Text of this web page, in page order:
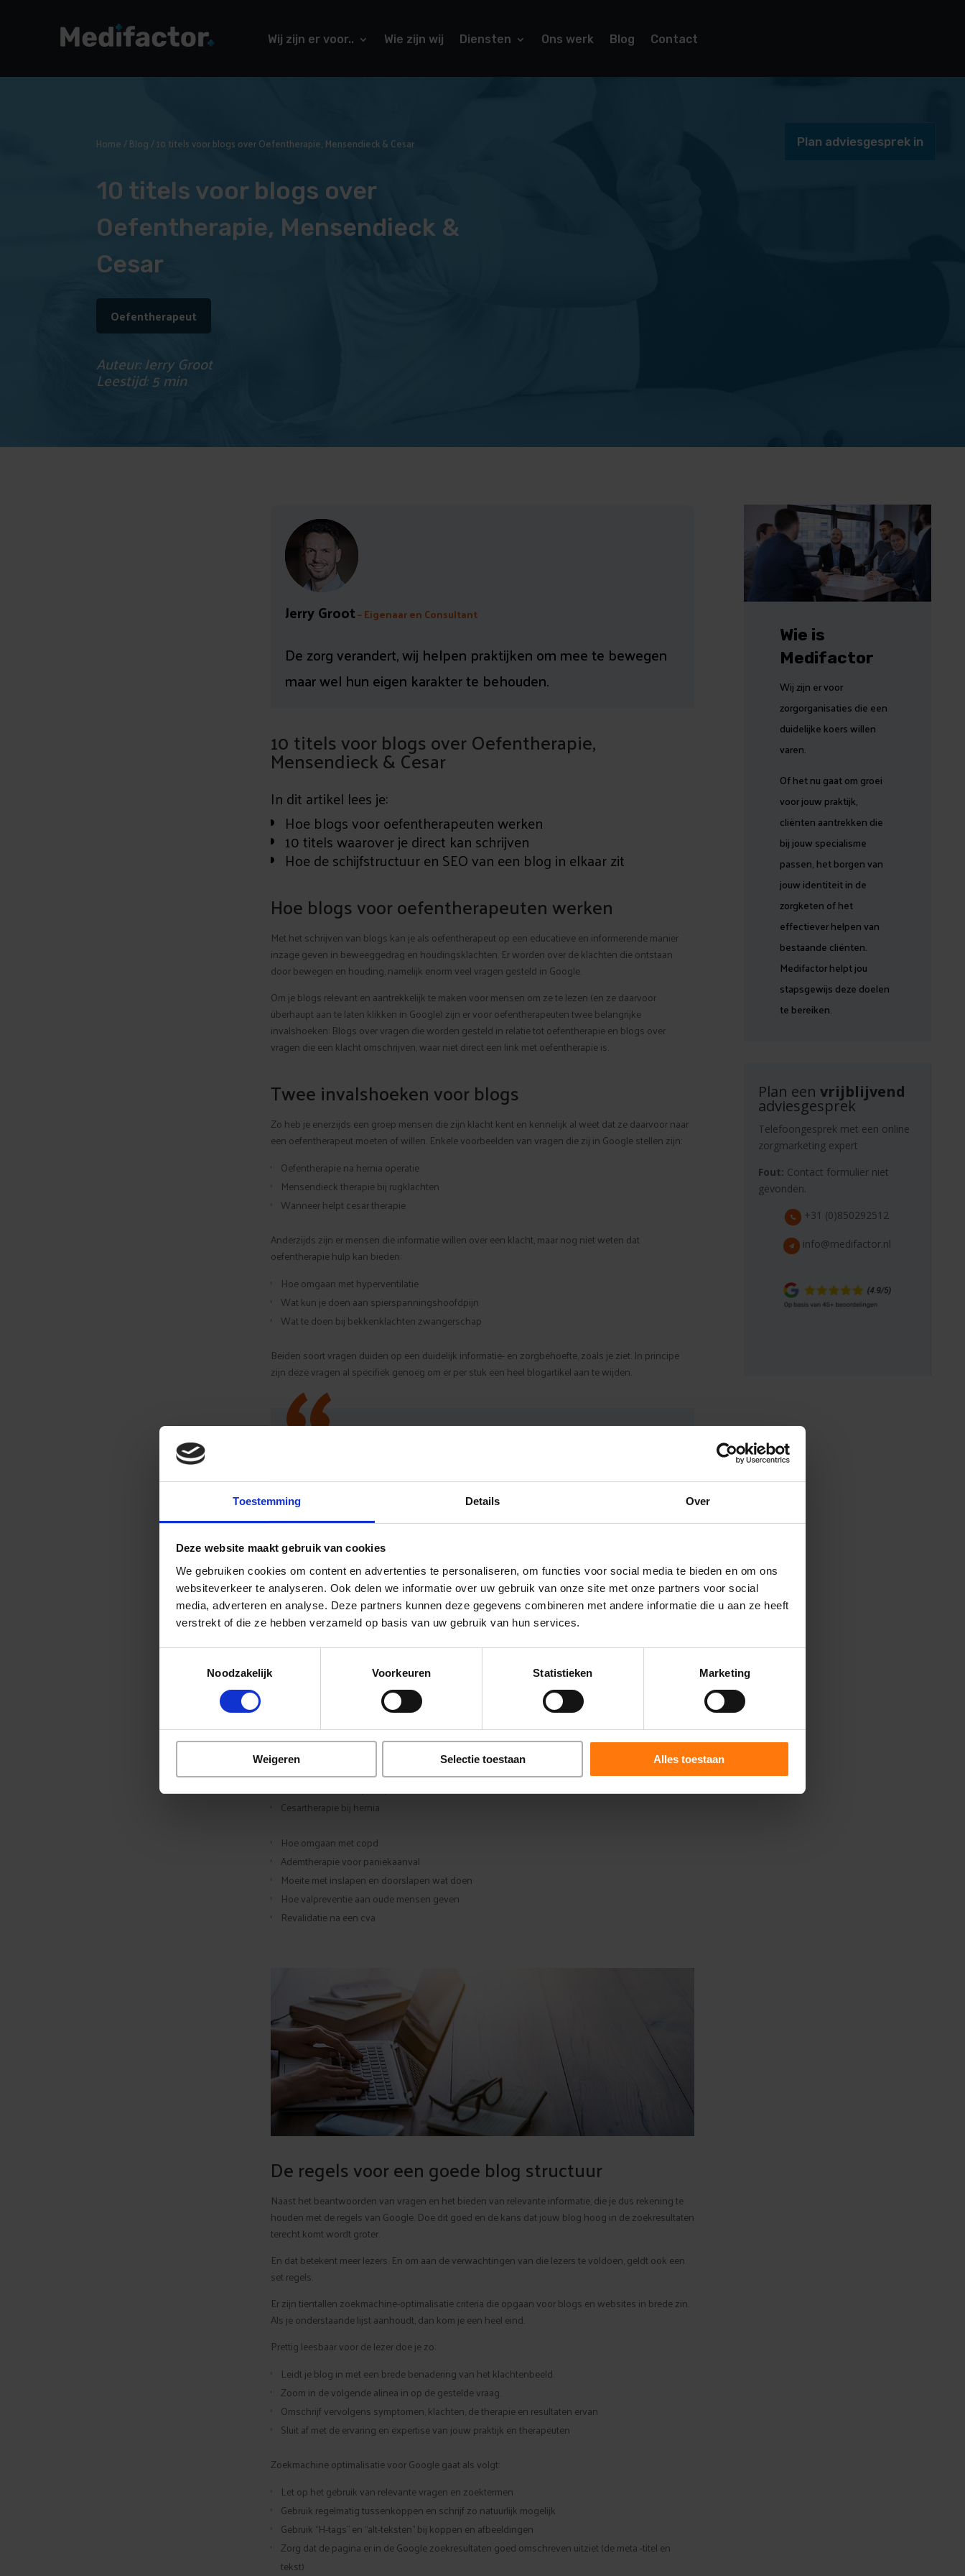
Toestemming Details Over
Deze website maakt gebruik van cookies
We gebruiken cookies om content en advertenties te personaliseren, om functies voor social media te bieden en om ons
websiteverkeer te analyseren. Ook delen we informatie over uw gebruik van onze site met onze partners voor social
media, adverteren en analyse. Deze partners kunnen deze gegevens combineren met andere informatie die u aan ze heeft
verstrekt of die ze hebben verzameld op basis van uw gebruik van hun services.
Noodzakelijk
Voorkeuren Statistieken Marketing
Weigeren Selectie toestaan Alles toestaan
Wij zijn er voor.. Wie zijn wij Diensten Ons werk Blog Contact
Plan adviesgesprek in
Home/Blog/10 titels voor blogs over Oefentherapie, Mensendieck & Cesar
10 titels voor blogs over
Oefentherapie, Mensendieck &
Cesar
Oefentherapeut
Auteur: Jerry Groot
Leestijd: 5 min
Jerry Groot– Eigenaar en Consultant
De zorg verandert, wij helpen praktijken om mee te bewegen
maar wel hun eigen karakter te behouden.
10 titels voor blogs over Oefentherapie,
Mensendieck & Cesar
In dit artikel lees je:
Hoe blogs voor oefentherapeuten werken
10 titels waarover je direct kan schrijven
Hoe de schijfstructuur en SEO van een blog in elkaar zit
Hoe blogs voor oefentherapeuten werken
Met het schrijven van blogs kan je als oefentherapeut op een educatieve en informerende manier
inzage geven in beweeggedrag en houdingsklachten. Er worden over de klachten die ontstaan
door bewegen en houding, namelijk enorm veel vragen gesteld in Google.
Om je blogs relevant en aantrekkelijk te maken voor mensen om ze te lezen (en ze daarvoor
überhaupt aan te laten klikken in Google) zijn er voor oefentherapeuten twee belangrijke
invalshoeken: Blogs over vragen die worden gesteld in relatie tot oefentherapie en blogs over
vragen die een klacht omschrijven, waar niet direct een link met oefentherapie is.
Twee invalshoeken voor blogs
Zo heb je enerzijds een groep mensen die zijn klacht kent en kennelijk al weet dat ze daarvoor naar
een oefentherapeut moeten of willen. Enkele voorbeelden van vragen die zij in Google stellen zijn:
Oefentherapie na hernia operatie
Mensendieck therapie bij rugklachten
Wanneer helpt cesar therapie
Anderzijds zijn er mensen die informatie willen over een klacht, maar nog niet weten dat
oefentherapie hulp kan bieden:
Hoe omgaan met hyperventilatie
Wat kun je doen aan spierspanningshoofdpijn
Wat te doen bij bekkenklachten zwangerschap
Beiden soort vragen duiden op een duidelijk informatie- en zorgbehoefte, zoals je ziet. In principe
zijn deze vragen al specifiek genoeg om er per stuk een heel blogartikel aan te wijden.
“bewegenworden veel vragen gesteld
in Google.
10 blogtitels die je direct kan schrijven
Net zoals de bovengenoemde zes vragen, komen onderstaande vragen rechtstreeks uit Google. Dit
zijn vragen die letterlijk zo worden ingevoerd in de Google zoekbalk. Hier zit dus zo’n specifieke
Dat antwoord dient natuurlijk wel aan bepaalde regels te voldoen, die we zoekmachineoptimalisatie
noemen. We sluiten dit artikel daar zometeen mee af.
Verschil oefentherapie en fysiotherapie
Wanneer oefentherapie bij zwangerschap
Mensendieck therapie bij reuma
Cesartherapie bij hernia
Hoe omgaan met copd
Ademtherapie voor paniekaanval
Moeite met inslapen en doorslapen wat doen
Hoe valpreventie aan oude mensen geven
Revalidatie na een cva
De regels voor een goede blog structuur
Naast het beantwoorden van vragen en het bieden van relevante informatie, die je dus rekening te
houden met de regels van Google. Doe dit goed en de kans dat jouw blog hoog in de zoekresultaten
terecht komt wordt groter.
En dat betekent meer lezers. En om aan de verwachtingen van die lezers te voldoen, geldt ook een
set regels.
Er zijn tientallen zoekmachine-optimalisatie criteria die opgaan voor blogs en websites in brede zin.
Als je onderstaande lijst aanhoudt, dan kom je een heel eind.
Prettig leesbaar voor de lezer doe je zo:
Leidt je blog in met een brede benadering van het klachtenbeeld.
Zoom in de volgende alinea in op de gestelde vraag.
Omschrijf vervolgens symptomen, klachten, de therapie en resultaten ervan
Sluit af met de ervaring en expertise van jouw praktijk en therapeuten
Zoekmachine optimalisatie voor Google gaat als volgt:
Let op het gebruik van relevante vragen en zoektermen
Gebruik regelmatig tussenkoppen en schrijf zo natuurlijk mogelijk
Gebruik “H-tags” en “alt-teksten” bij koppen en afbeeldingen
Zorg dat de pagina er in de Google zoekresultaten goed omschreven uitziet (de meta -titel en
tekst)
Wie is
Medifactor
Wij zijn er voor
zorgorganisaties die een
duidelijke koers willen
varen.
Of het nu gaat om groei
voor jouw praktijk,
cliënten aantrekken die
bij jouw specialisme
passen, het borgen van
jouw identiteit in de
zorgketen of het
effectiever helpen van
bestaande cliënten.
Medifactor helpt jou
stapsgewijs deze doelen
te bereiken.
Plan een vrijblijvend
adviesgesprek
Telefoongesprek met een online
zorgmarketing expert
Fout: Contact formulier niet
gevonden.
+31 (0)850292512
info@medifactor.nl